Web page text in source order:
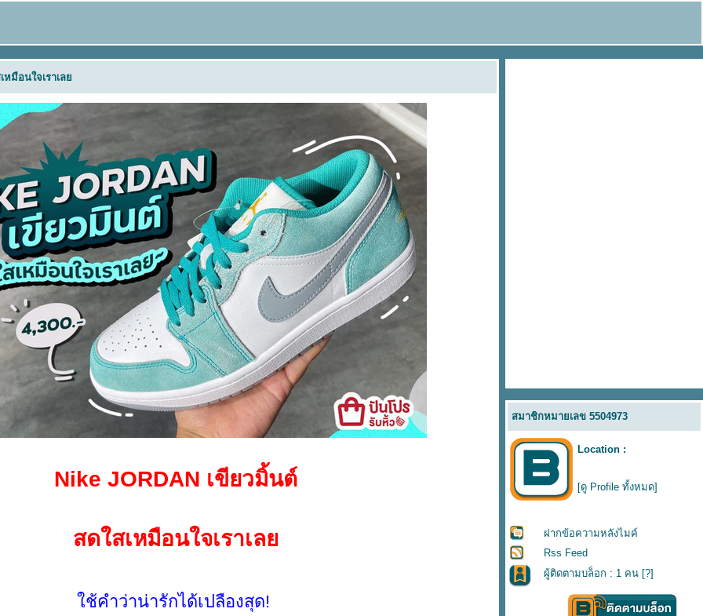
หมือนใจเราเล
Nike JORDAN เขียวมิ้นต์
สดใสเหมือนใจเราเล
ช้คำว่าน่ารักได้เปลืองสุด!
สมาชิกหมายเลข 5504973
Location :
[ดู Profile ทั้งหมด]
ฝากข้อความหลังไมค์
Rss Feed
ผู้ติดตามบล็อก : 1 คน [?]